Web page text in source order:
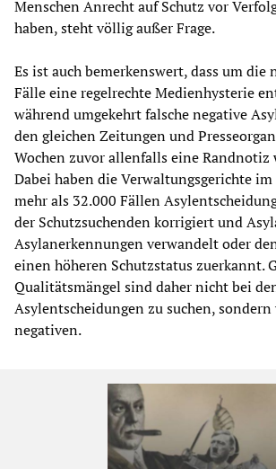
Menschen Anrecht auf Schutz vor
haben, steht völlig außer Frage.
Es ist auch bemerkenswert, dass um
Fälle eine regelrechte Medienhysterie
während umgekehrt falsche negative
den gleichen Zeitungen und
Wochen zuvor allenfalls eine Randnotiz
Dabei haben die Verwaltungsgerichte
mehr als 32.000 Fällen
der Schutzsuchenden korrigiert und
Asylanerkennungen verwandelt oder
einen höheren Schutzstatus zuerkannt.
Qualitätsmängel sind daher nicht bei
Asylentscheidungen zu suchen,
negativen.